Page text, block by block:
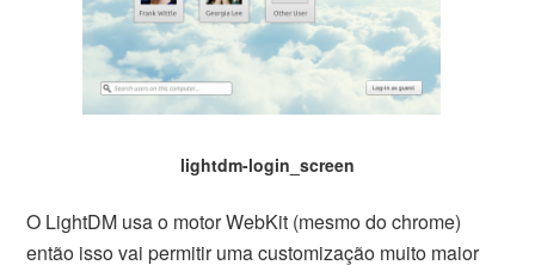
lightdm-login_screen
O LightDM usa o motor WebKit (mesmo do chrome)
então isso vai permitir uma customização muito maior